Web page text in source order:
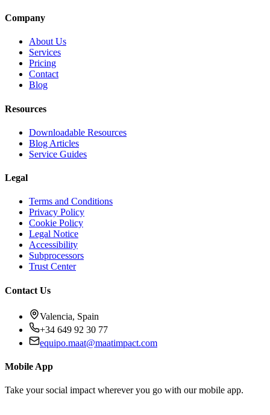
Company
About Us
Services
Pricing
Contact
Blog
Resources
Downloadable Resources
Blog Articles
Service Guides
Legal
Terms and Conditions
Privacy Policy
Cookie Policy
Legal Notice
Accessibility
Subprocessors
Trust Center
Contact Us
Valencia, Spain
+34 649 92 30 77
equipo.maat@maatimpact.com
Mobile App
Take your social impact wherever you go with our mobile app.